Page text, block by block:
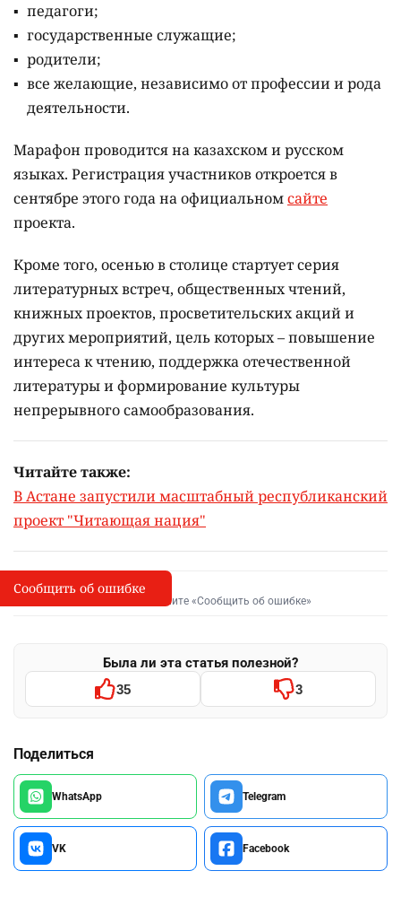
педагоги;
государственные служащие;
родители;
все желающие, независимо от профессии и рода
деятельности.
Марафон проводится на казахском и русском
языках. Регистрация участников откроется в
сентябре этого года на официальномсайте
проекта.
Кроме того, осенью в столице стартует серия
литературных встреч, общественных чтений,
книжных проектов, просветительских акций и
других мероприятий, цель которых –повышение
интереса к чтению, поддержка отечественной
литературы и формирование культуры
непрерывного самообразования.
Читайте также:
В Астане запустили масштабный республиканский
проект "Читающая нация"
I
Сообщить об опечатке
Выделите фрагмент и нажмите «Сообщить об ошибке»
Была ли эта статья полезной?
35 3
Поделиться
WhatsApp Telegram
VK Facebook
Сообщить об ошибке